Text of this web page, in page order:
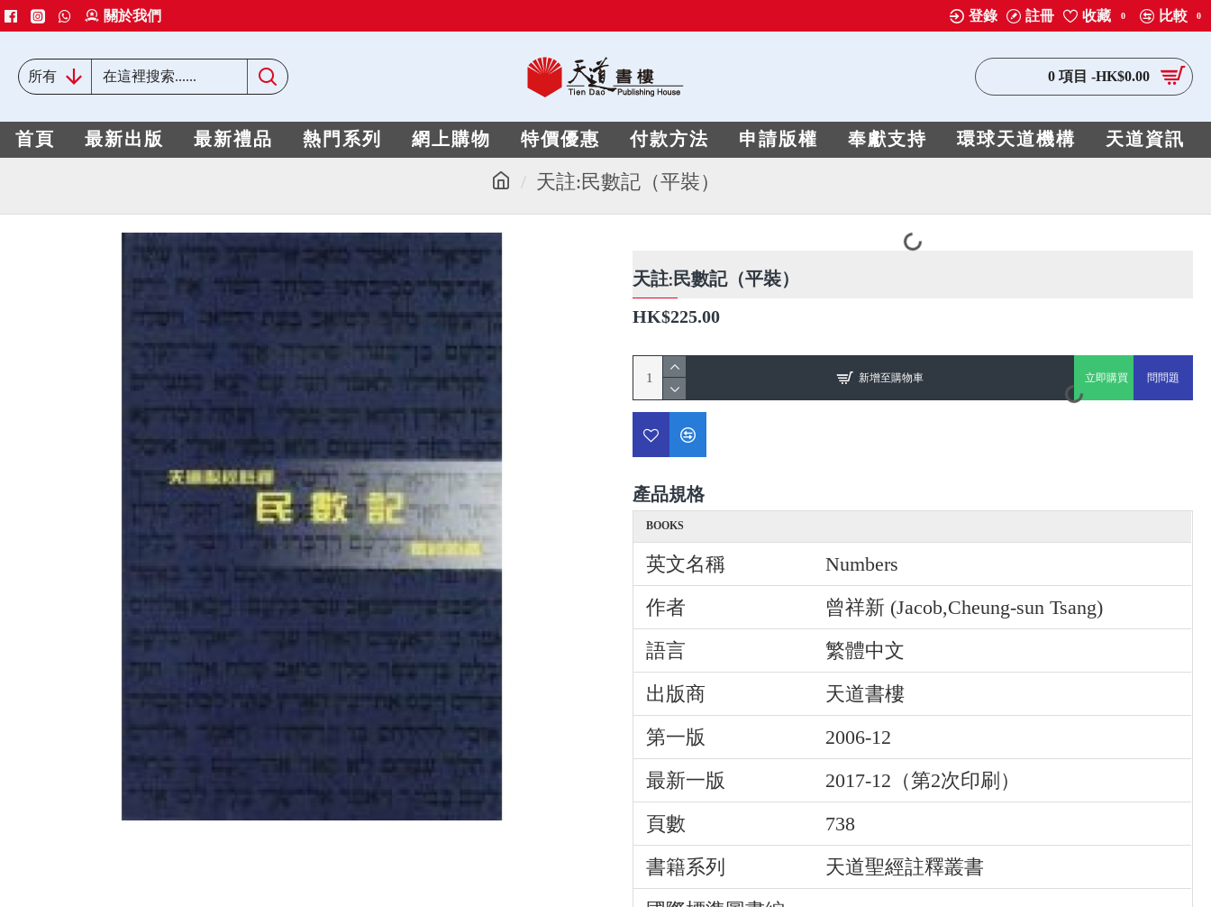
關於我們 登錄 註冊 收藏 0 比較 0
所有 0 項目 -HK$0.00
首頁 最新出版 最新禮品 熱門系列 網上購物 特價優惠 付款方法 申請版權 奉獻支持 環球天道機構 天道資訊
天註:民數記（平裝）
天註:民數記（平裝）
產品規格
BOOKS
英文名稱
Numbers
作者
曾祥新 (Jacob,Cheung-sun Tsang)
語言
繁體中文
出版商
天道書樓
第一版
2006-12
最新一版
2017-12（第2次印刷）
頁數
738
書籍系列
天道聖經註釋叢書
HK$225.00
新增至購物車 立即購買 問問題